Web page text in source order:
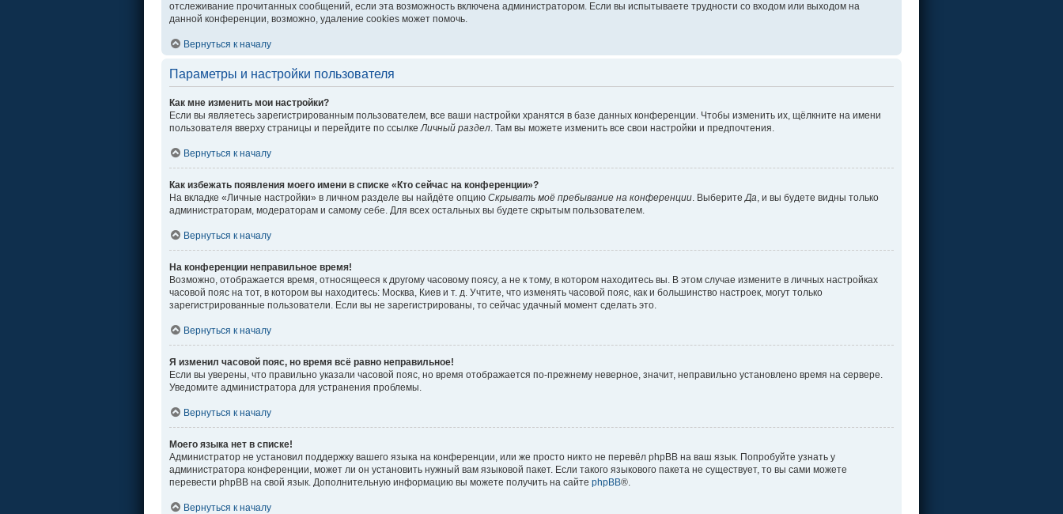
отслеживание прочитанных сообщений, если эта возможность включена администратором. Если вы испытываете трудности со входом или выходом на
данной конференции, возможно, удаление cookies может помочь.
Вернуться к началу
Параметры и настройки пользователя
Как мне изменить мои настройки?
Если вы являетесь зарегистрированным пользователем, все ваши настройки хранятся в базе данных конференции. Чтобы изменить их, щёлкните на имени
пользователя вверху страницы и перейдите по ссылкеЛичный раздел. Там вы можете изменить все свои настройки и предпочтения.
Вернуться к началу
Как избежать появления моего имени в списке «Кто сейчас на конференции»?
На вкладке «Личные настройки» в личном разделе вы найдёте опцию Скрывать моё пребывание на конференции. ВыберитеДа, и вы будете видны только
администраторам, модераторам и самому себе. Для всех остальных вы будете скрытым пользователем.
Вернуться к началу
На конференции неправильное время!
Возможно, отображается время, относящееся к другому часовому поясу, а не к тому, в котором находитесь вы. В этом случае измените в личных настройках
часовой пояс на тот, в котором вы находитесь: Москва, Киев и т. д. Учтите, что изменять часовой пояс, как и большинство настроек, могут только
зарегистрированные пользователи. Если вы не зарегистрированы, то сейчас удачный момент сделать это.
Вернуться к началу
Я изменил часовой пояс, но время всё равно неправильное!
Если вы уверены, что правильно указали часовой пояс, но время отображается по-прежнему неверное, значит, неправильно установлено время на сервере.
Уведомите администратора для устранения проблемы.
Вернуться к началу
Моего языка нет в списке!
Администратор не установил поддержку вашего языка на конференции, или же просто никто не перевёл phpBB на ваш язык. Попробуйте узнать у
администратора конференции, может ли он установить нужный вам языковой пакет. Если такого языкового пакета не существует, то вы сами можете
перевести phpBB на свой язык. Дополнительную информацию вы можете получить на сайте phpBB®.
Вернуться к началу